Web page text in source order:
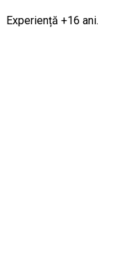
Experiență +16 ani.